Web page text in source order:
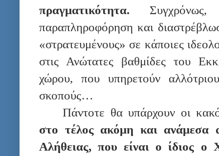
πραγματικότητα. Συγχρόνως,
παραπληροφόρηση και
«στρατευμένους» σε κάποιες
στις Ανώτατες βαθμίδες του
χώρου, που υπηρετούν
σκοπούς…
Πάντοτε θα υπάρχουν οι
στο τέλος ακόμη και
Αλήθειας, που είναι ο ίδιος